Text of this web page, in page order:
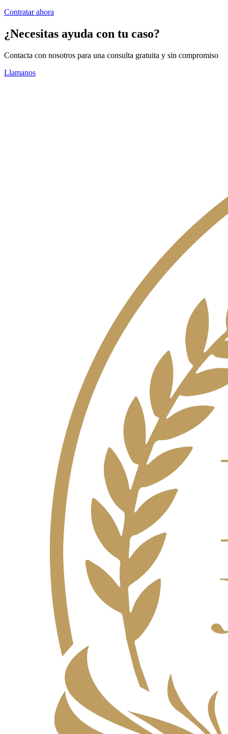
Contratar ahora
¿Necesitas ayuda con tu caso?
Contacta con nosotros para una consulta gratuita y sin compromiso
Llamanos